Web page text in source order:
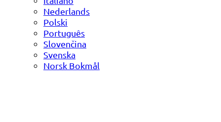
Nederlands
Polski
Português
Slovenčina
Svenska
Norsk Bokmål